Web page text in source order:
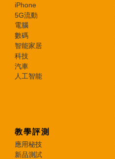
iPhone
5G流動
電腦
數碼
智能家居
科技
汽車
人工智能
教學評測
應用秘技
新品測試